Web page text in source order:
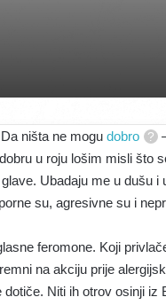
ništa ne mogudobro
u roju lošim misli što
Ubadaju me u dušu
su, agresivne su i
feromone. Koji
na akciju prije
Niti ih otrov osinji